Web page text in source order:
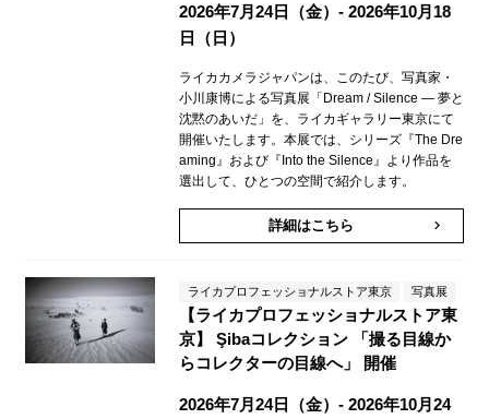
2026年7月24日（金）- 2026年10月18
日（日）
ライカカメラジャパンは、このたび、写真家・
小川康博による写真展「Dream / Silence — 夢と
沈黙のあいだ」を、ライカギャラリー東京にて
開催いたします。本展では、シリーズ『The Dre
aming』および『Into the Silence』より作品を
選出して、ひとつの空間で紹介します。
詳細はこちら keyboard_arrow_right
ライカプロフェッショナルストア東京 写真展
【ライカプロフェッショナルストア東
京】 Şibaコレクション 「撮る目線か
らコレクターの目線へ」 開催
2026年7月24日（金）- 2026年10月24